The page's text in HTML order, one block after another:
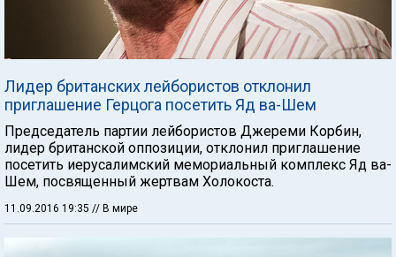
Лидер британских лейбористов отклонил
приглашение Герцога посетить Яд ва-Шем
Председатель партии лейбористов Джереми Корбин,
лидер британской оппозиции, отклонил приглашение
посетить иерусалимский мемориальный комплекс Яд ва-
Шем, посвященный жертвам Холокоста.
11.09.2016 19:35 // В мире